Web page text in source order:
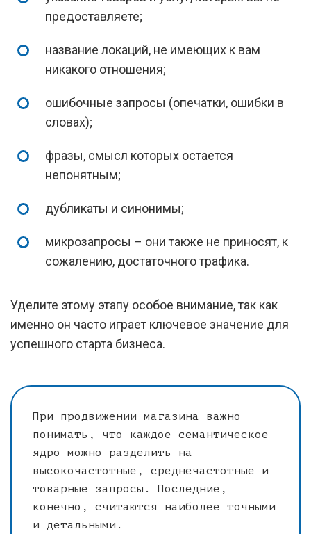
предоставляете;
название локаций, не имеющих к вам
никакого отношения;
ошибочные запросы (опечатки, ошибки в
словах);
фразы, смысл которых остается
непонятным;
дубликаты и синонимы;
микрозапросы – они также не приносят, к
сожалению, достаточного трафика.
Уделите этому этапу особое внимание, так как
именно он часто играет ключевое значение для
успешного старта бизнеса.
При продвижении магазина важно
понимать, что каждое семантическое
ядро можно разделить на
высокочастотные, среднечастотные и
товарные запросы. Последние,
конечно, считаются наиболее точными
и детальными.